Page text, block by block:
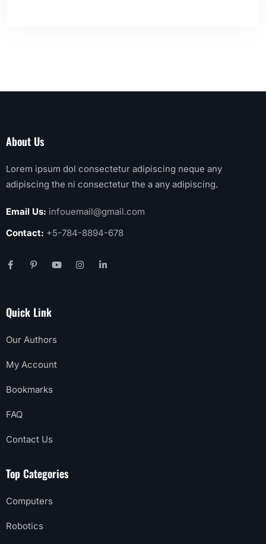
About Us
Lorem ipsum dol consectetur adipiscing neque any
adipiscing the ni consectetur the a any adipiscing.
Email Us: infouemail@gmail.com
Contact: +5-784-8894-678
Quick Link
Our Authors
My Account
Bookmarks
FAQ
Contact Us
Top Categories
Computers
Robotics